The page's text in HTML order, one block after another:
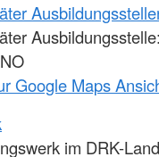
Google Maps
im DRK-